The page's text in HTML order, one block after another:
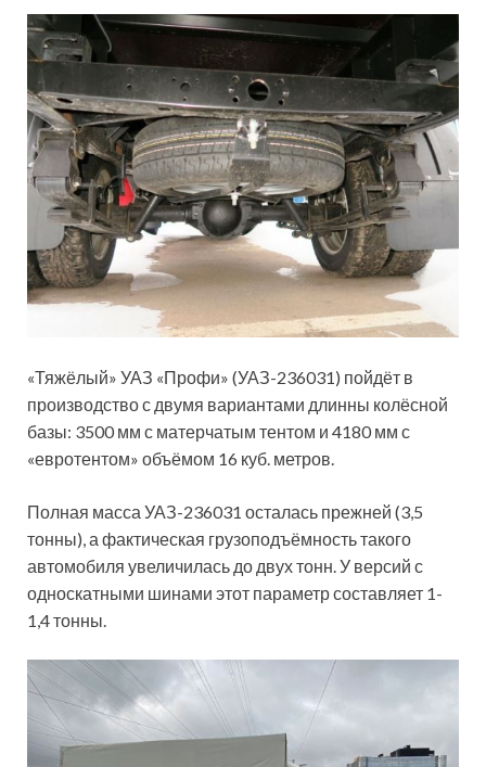
«Тяжёлый» УАЗ «Профи» (УАЗ-236031) пойдёт в
производство с двумя вариантами длинны колёсной
базы: 3500 мм с матерчатым тентом и 4180 мм с
«евротентом» объёмом 16 куб. метров.
Полная масса УАЗ-236031 осталась прежней (3,5
тонны), а фактическая грузоподъёмность такого
автомобиля увеличилась до двух тонн. У версий с
односкатными шинами этот параметр составляет 1-
1,4 тонны.